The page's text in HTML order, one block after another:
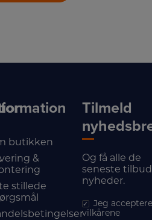
butikken
&
stillede
Tilmeld
Og få alle de
seneste
nyheder.
Jeg
vilkårene